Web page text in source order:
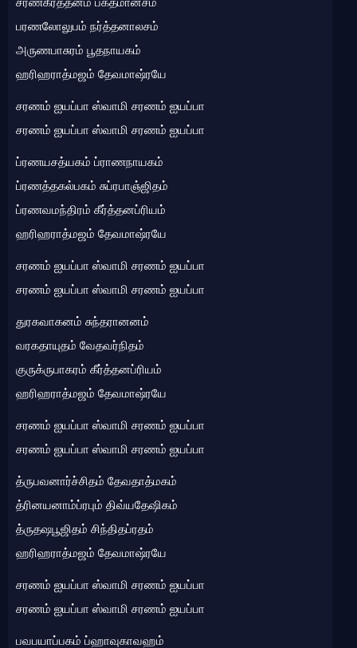
பரணலோலுபம் நர்த்தனாலசம்
அருணபாசுரம் பூதநாயகம்
ஹரிஹராத்மஜம் தேவமாஷ்ரயே
சரணம் ஐயப்பா ஸ்வாமி சரணம் ஐயப்பா
சரணம் ஐயப்பா ஸ்வாமி சரணம் ஐயப்பா
ப்ரணயசத்யகம் ப்ராணநாயகம்
ப்ரணத்தகல்பகம் சுப்ரபாஞ்ஜிதம்
ப்ரணவமந்திரம் கீர்த்தனப்ரியம்
ஹரிஹராத்மஜம் தேவமாஷ்ரயே
சரணம் ஐயப்பா ஸ்வாமி சரணம் ஐயப்பா
சரணம் ஐயப்பா ஸ்வாமி சரணம் ஐயப்பா
துரகவாகனம் சுந்தரானனம்
வரகதாயுதம் வேதவர்நிதம்
குருக்ருபாகரம் கீர்த்தனப்ரியம்
ஹரிஹராத்மஜம் தேவமாஷ்ரயே
சரணம் ஐயப்பா ஸ்வாமி சரணம் ஐயப்பா
சரணம் ஐயப்பா ஸ்வாமி சரணம் ஐயப்பா
த்ருபவனார்ச்சிதம் தேவதாத்மகம்
த்ரினயனாம்ப்ரபும் திவ்யதேஷிகம்
த்ருதஷபூஜிதம் சிந்திதப்ரதம்
ஹரிஹராத்மஜம் தேவமாஷ்ரயே
சரணம் ஐயப்பா ஸ்வாமி சரணம் ஐயப்பா
சரணம் ஐயப்பா ஸ்வாமி சரணம் ஐயப்பா
பவபயாப்பகம் ப்ஹாவுகாவஹம்